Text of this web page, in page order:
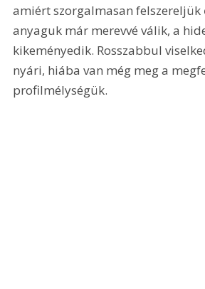
amiért szorgalmasan felszereljük
anyaguk már merevvé válik, a
kikeményedik. Rosszabbul
nyári, hiába van még meg a
profilmélységük.